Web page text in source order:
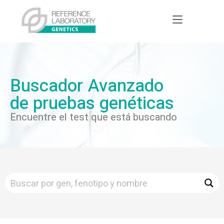
Buscador Avanzado
de pruebas genéticas
Encuentre el test que está buscando